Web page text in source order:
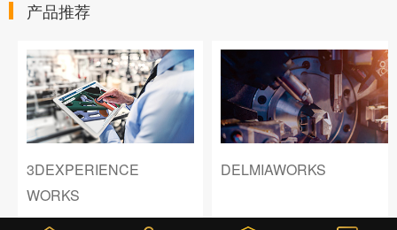
产品推荐
3DEXPERIENCE
WORKS
￥0 847
DELMIAWORKS
￥0 979